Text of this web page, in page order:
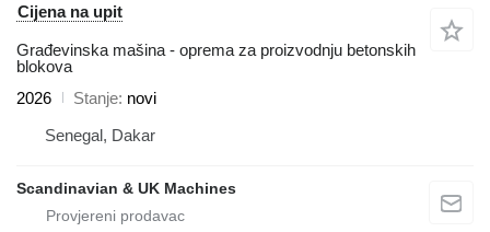
Cijena na upit
Građevinska mašina - oprema za proizvodnju betonskih
blokova
2026
Stanje novi
Senegal, Dakar
Scandinavian & UK Machines